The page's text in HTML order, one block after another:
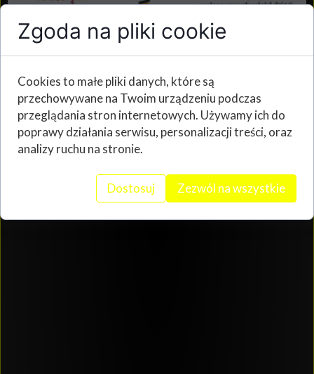
Zgoda na pliki cookie
Cookies to małe pliki danych, które są
przechowywane na Twoim urządzeniu podczas
przeglądania stron internetowych. Używamy ich do
poprawy działania serwisu, personalizacji treści, oraz
analizy ruchu na stronie.
Dostosuj Zezwól na wszystkie